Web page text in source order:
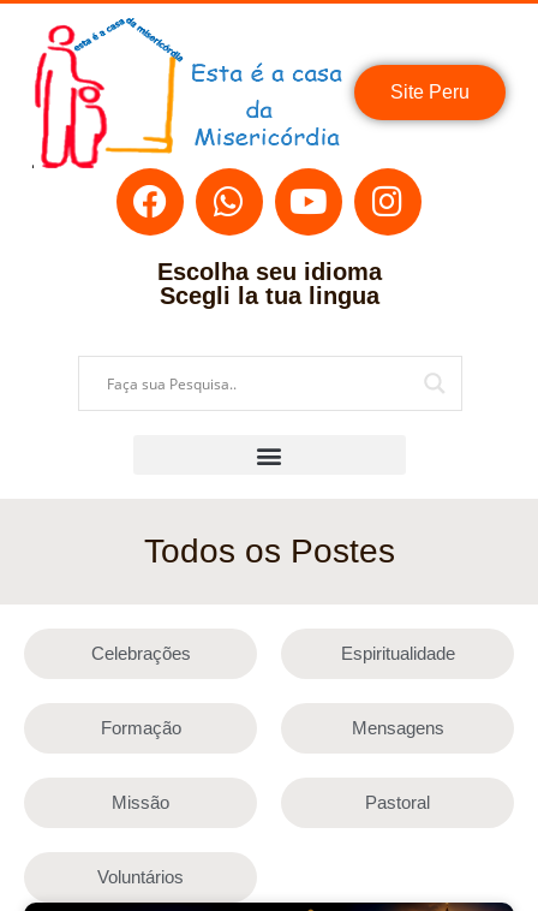
Site Peru
Escolha seu idioma
Scegli la tua lingua
Todos os Postes
Celebrações Espiritualidade
Formação Mensagens
Missão Pastoral
Voluntários